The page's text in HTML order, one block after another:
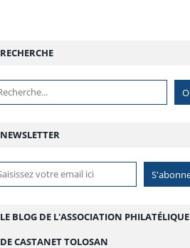
NEWSLETTER
RECHERCHE
LE BLOG DE L'ASSOCIATION PHILATÉLIQUE
DE CASTANET TOLOSAN